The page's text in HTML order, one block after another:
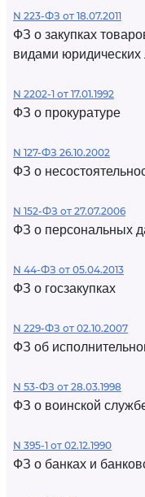
N 223-ФЗ от 18.07.2011
ФЗ о закупках
видами юридических
N 2202-1 от 17.01.1992
ФЗ о прокуратуре
N 127-ФЗ 26.10.2002
ФЗ о
N 152-ФЗ от 27.07.2006
ФЗ о персональных
N 44-ФЗ от 05.04.2013
ФЗ о госзакупках
N 229-ФЗ от 02.10.2007
ФЗ об
N 53-ФЗ от 28.03.1998
ФЗ о воинской
N 395-1 от 02.12.1990
ФЗ о банках и